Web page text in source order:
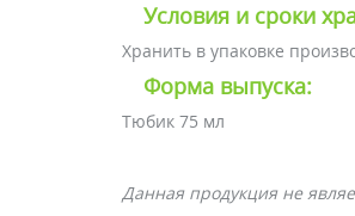
Условия и сроки
Хранить в упаковке
Форма выпуска:
Тюбик 75 мл
Данная продукция не